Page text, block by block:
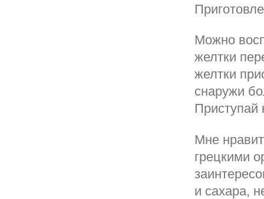
Можно
желтки
желтки
снаружи
Приступай
Мне
грецкими
и сахара,